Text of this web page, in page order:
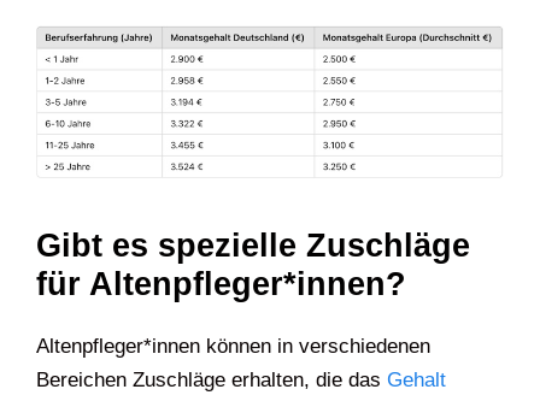
Gibt es spezielle Zuschläge
für Altenpfleger*innen?
Altenpfleger*innen können in verschiedenen
Bereichen Zuschläge erhalten, die das Gehalt